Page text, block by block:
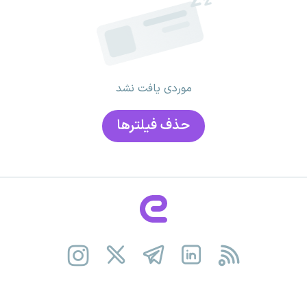
موردی یافت نشد
حذف فیلتر‌ها